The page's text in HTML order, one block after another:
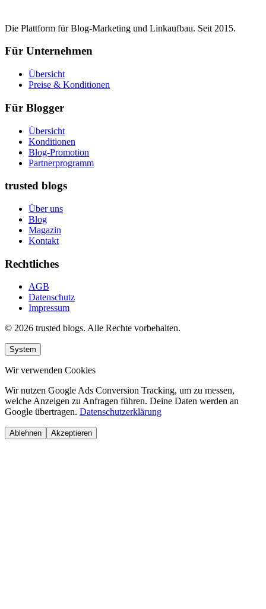
Die Plattform für Blog-Marketing und Linkaufbau. Seit 2015.
Für Unternehmen
Übersicht
Preise & Konditionen
Für Blogger
Übersicht
Konditionen
Blog-Promotion
Partnerprogramm
trusted blogs
Über uns
Blog
Magazin
Kontakt
Rechtliches
AGB
Datenschutz
Impressum
© 2026 trusted blogs. Alle Rechte vorbehalten.
System
Wir verwenden Cookies
Wir nutzen Google Ads Conversion Tracking, um zu messen,
welche Anzeigen zu Anfragen führen. Deine Daten werden an
Google übertragen. Datenschutzerklärung
Ablehnen Akzeptieren